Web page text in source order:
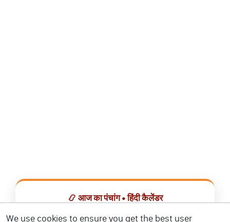
📿 आज का पंचांग • हिंदी कैलेंडर
सभी व्रत, त्योहार, शुभ मुहूर्त और राशिफल एक ही ऐप में देखें।
We use cookies to ensure you get the best user